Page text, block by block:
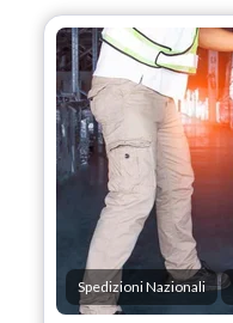
Spedizioni Nazionali